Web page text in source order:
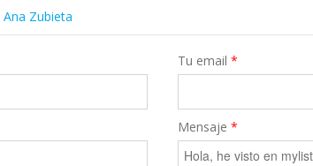
Ana Zubieta
Tu email *
Mensaje *